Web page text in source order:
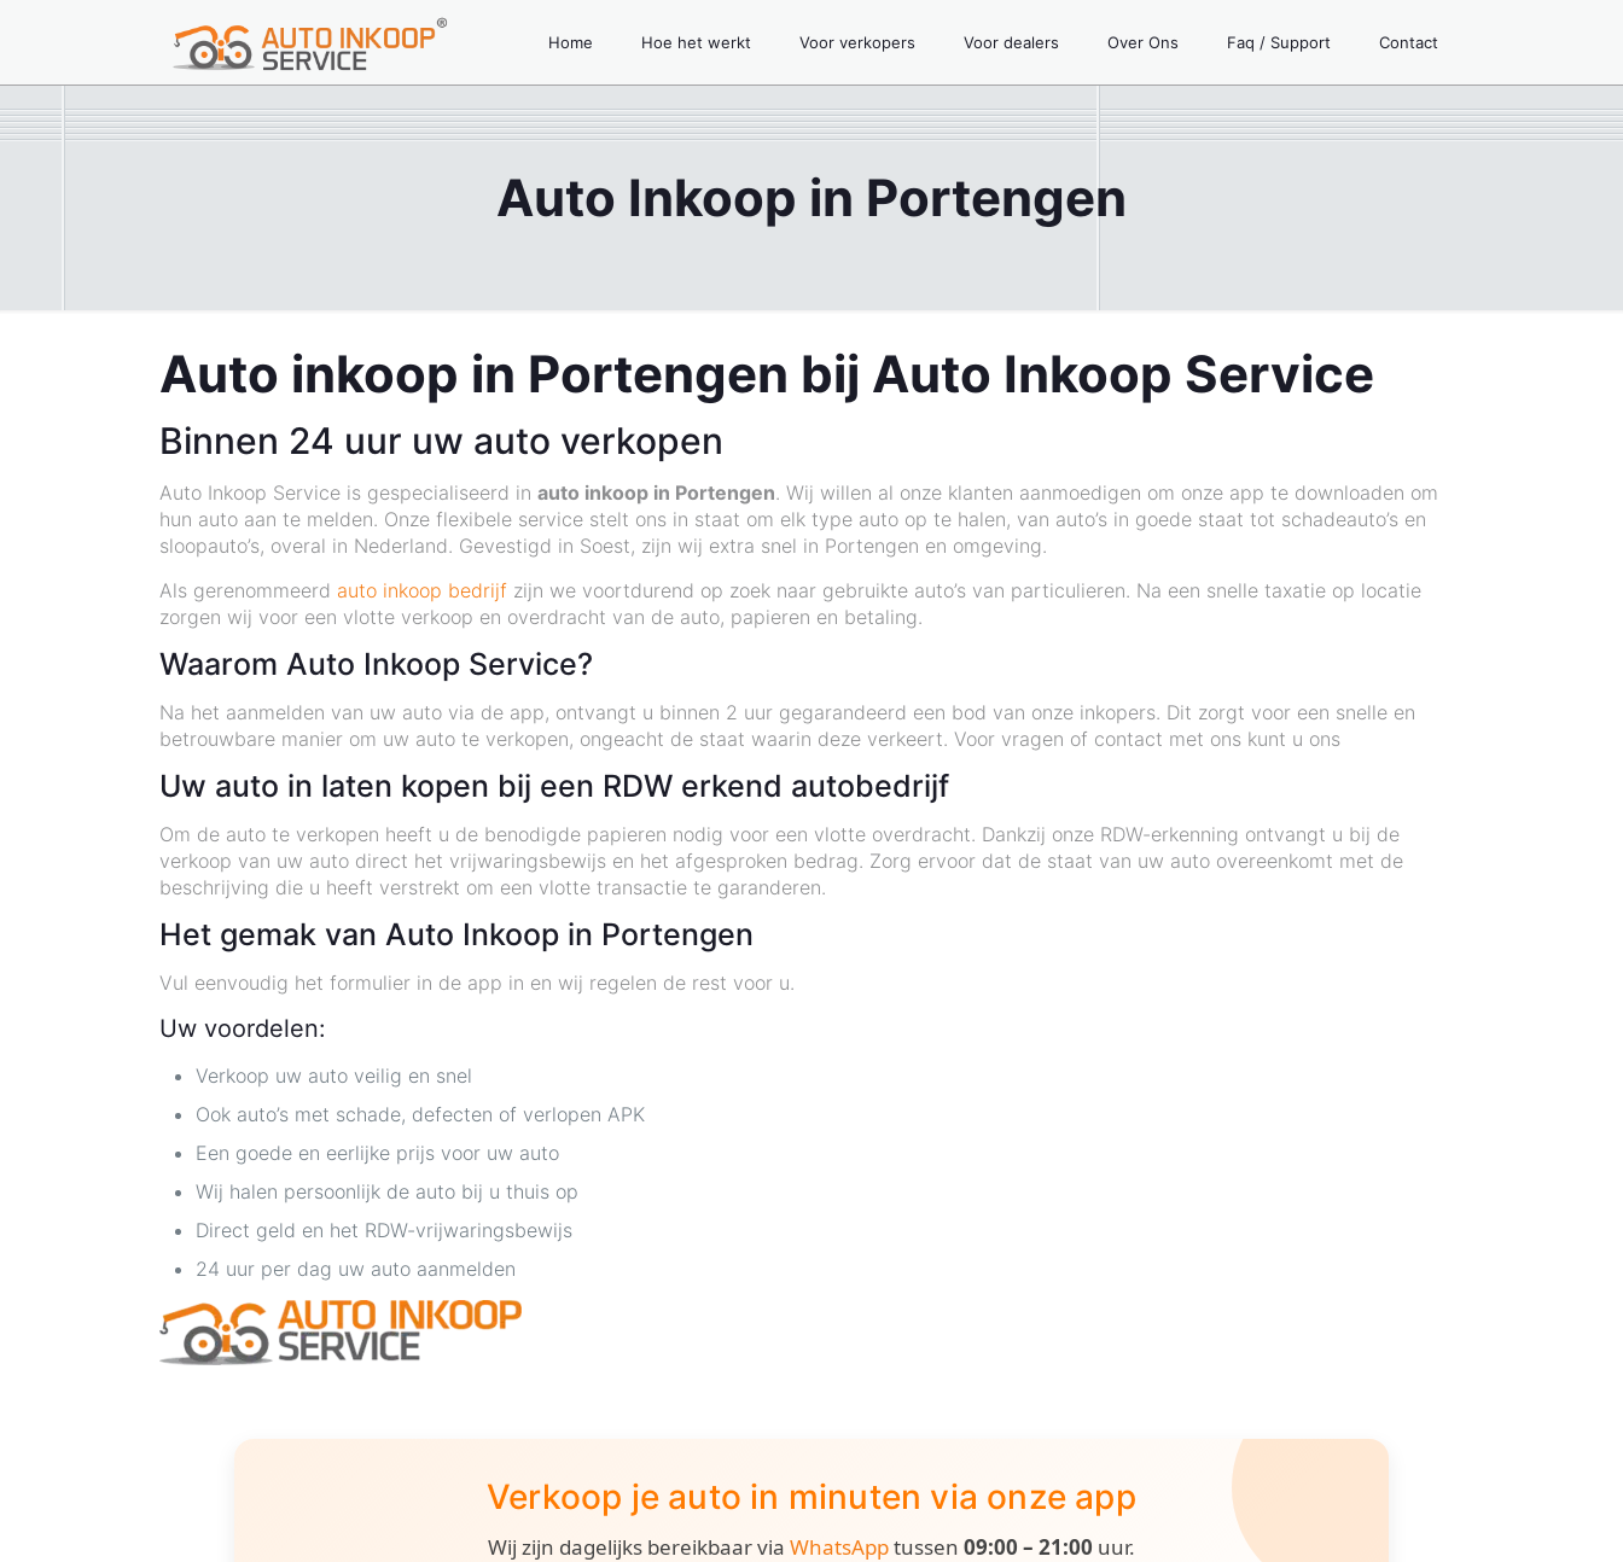
Home Hoe het werkt Voor verkopers Voor dealers Over Ons Faq / Support Contact
Auto Inkoop in Portengen
Auto inkoop in Portengen bij Auto Inkoop Service
Binnen 24 uur uw auto verkopen
Auto Inkoop Service is gespecialiseerd inauto inkoop in Portengen. Wij willen al onze klanten aanmoedigen om onze app te downloaden om
hun auto aan te melden. Onze flexibele service stelt ons in staat om elk type auto op te halen, van auto’s in goede staat tot schadeauto’s en
sloopauto’s, overal in Nederland. Gevestigd in Soest, zijn wij extra snel in Portengen en omgeving.
Als gerenommeerd auto inkoop bedrijf zijn we voortdurend op zoek naar gebruikte auto’s van particulieren. Na een snelle taxatie op locatie
zorgen wij voor een vlotte verkoop en overdracht van de auto, papieren en betaling.
Waarom Auto Inkoop Service?
Na het aanmelden van uw auto via de app, ontvangt u binnen 2 uur gegarandeerd een bod van onze inkopers. Dit zorgt voor een snelle en
betrouwbare manier om uw auto te verkopen, ongeacht de staat waarin deze verkeert. Voor vragen of contact met ons kunt u ons
Uw auto in laten kopen bij een RDW erkend autobedrijf
Om de auto te verkopen heeft u de benodigde papieren nodig voor een vlotte overdracht. Dankzij onze RDW-erkenning ontvangt u bij de
verkoop van uw auto direct het vrijwaringsbewijs en het afgesproken bedrag. Zorg ervoor dat de staat van uw auto overeenkomt met de
beschrijving die u heeft verstrekt om een vlotte transactie te garanderen.
Het gemak van Auto Inkoop in Portengen
Vul eenvoudig het formulier in de app in en wij regelen de rest voor u.
Uw voordelen:
Verkoop uw auto veilig en snel
Ook auto’s met schade, defecten of verlopen APK
Een goede en eerlijke prijs voor uw auto
Wij halen persoonlijk de auto bij u thuis op
Direct geld en het RDW-vrijwaringsbewijs
24 uur per dag uw auto aanmelden
Verkoop je auto in minuten via onze app
Wij zijn dagelijks bereikbaar via WhatsApptussen 09:00 – 21:00 uur.